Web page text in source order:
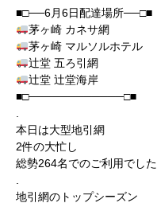
■□──6月6日配達場所──□■
茅ヶ崎 カネサ網
茅ヶ崎 マルソルホテル
辻堂 五ろ引網
辻堂 辻堂海岸
■□────────────□■
本日は大型地引網
2件の大忙し
総勢264名でのご利用でした
地引網のトップシーズン